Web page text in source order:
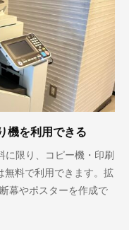
機を利用できる
に限り、コピー機・印刷
無料で利用できます。拡
幕やポスターを作成で